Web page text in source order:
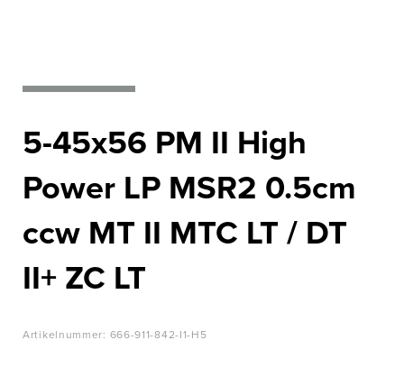
KARRIERE
5-45x56 PM II High
Power LP MSR2 0.5cm
ccw MT II MTC LT / DT
II+ ZC LT
Artikelnummer: 666-911-842-I1-H5